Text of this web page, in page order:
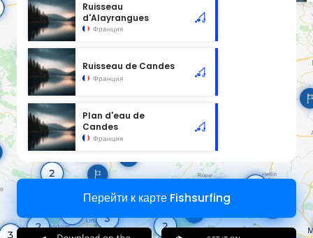
Ruisseau
d'Alayrangues
Франция
Ruisseau de Candes
Франция
Plan d'eau de
Candes
Франция
Перейти к карте Fishsurfing